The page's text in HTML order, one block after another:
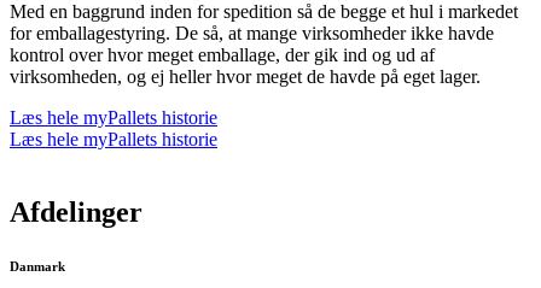
Med en baggrund inden for spedition så de begge et hul i markedet
for emballagestyring. De så, at mange virksomheder ikke havde
kontrol over hvor meget emballage, der gik ind og ud af
virksomheden, og ej heller hvor meget de havde på eget lager.
Læs hele myPallets historie
Læs hele myPallets historie
Afdelinger
Danmark